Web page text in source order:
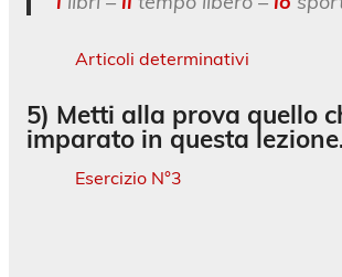
Articoli determinativi
5) Metti alla prova quello
imparato in questa
Esercizio N°3